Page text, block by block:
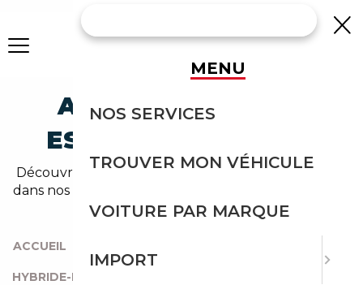
AUDI A6 HYBRIDE-
ESSENCE OCCASION
Découvrez un large choix de audi hybride-essence
dans nos annonces de a6. Un import sans effort avec
Courtage Auto.
ACCUEIL
HYBRIDE-ESSENCE
MENU
NOS SERVICES
TROUVER MON VÉHICULE
VOITURE PAR MARQUE
IMPORT